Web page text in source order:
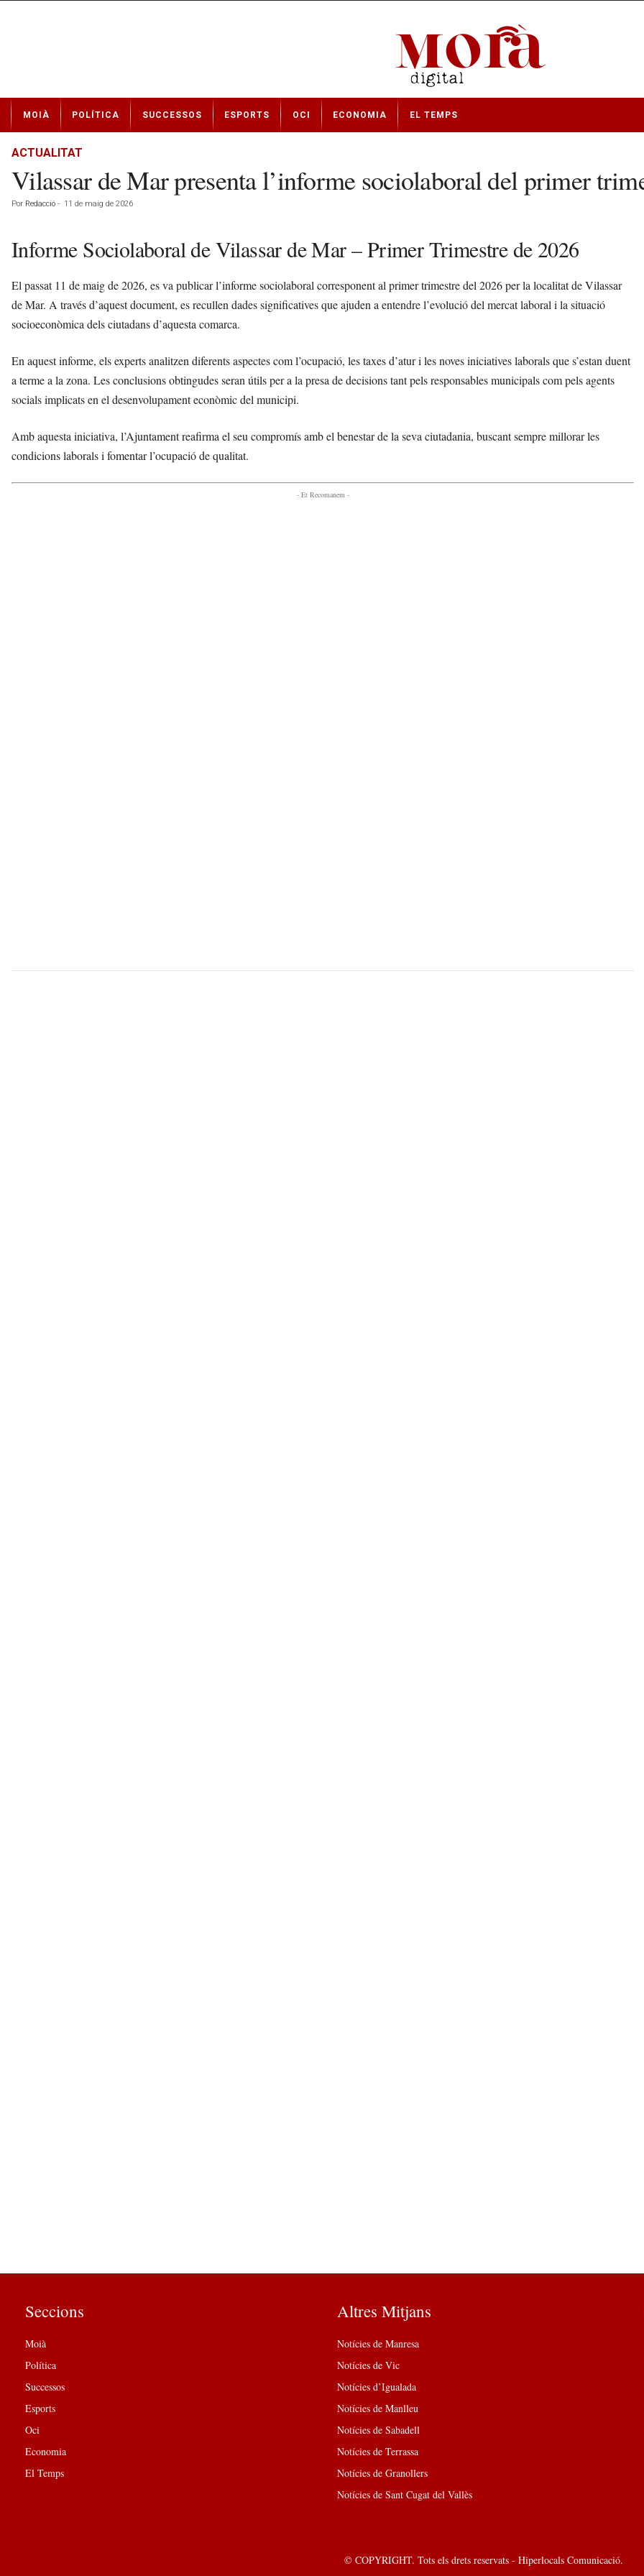
t
MOIÀ POLÍTICA SUCCESSOS ESPORTS OCI ECONOMIA EL TEMPS
ACTUALITAT
Vilassar de Mar presenta l’informe sociolaboral del primer
Por Redacció - 11 de maig de 2026
Informe Sociolaboral de Vilassar de Mar – Primer Trimestre de 2026
El passat 11 de maig de 2026, es va publicar l’informe sociolaboral corresponent al primer trimestre del 2026 per la localitat de Vilassar
de Mar. A través d’aquest document, es recullen dades significatives que ajuden a entendre l’evolució del mercat laboral i la situació
socioeconòmica dels ciutadans d’aquesta comarca.
En aquest informe, els experts analitzen diferents aspectes com l’ocupació, les taxes d’atur i les noves iniciatives laborals que s’estan duent
a terme a la zona. Les conclusions obtingudes seran útils per a la presa de decisions tant pels responsables municipals com pels agents
socials implicats en el desenvolupament econòmic del municipi.
Amb aquesta iniciativa, l’Ajuntament reafirma el seu compromís amb el benestar de la seva ciutadania, buscant sempre millorar les
condicions laborals i fomentar l’ocupació de qualitat.
- Et Recomanem -
Seccions
Moià
Política
Successos
Esports
Oci
Economia
El Temps
Altres Mitjans
Notícies de Manresa
Notícies de Vic
Notícies d’Igualada
Notícies de Manlleu
Notícies de Sabadell
Notícies de Terrassa
Notícies de Granollers
Notícies de Sant Cugat del Vallès
© COPYRIGHT. Tots els drets reservats - Hiperlocals Comunicació.